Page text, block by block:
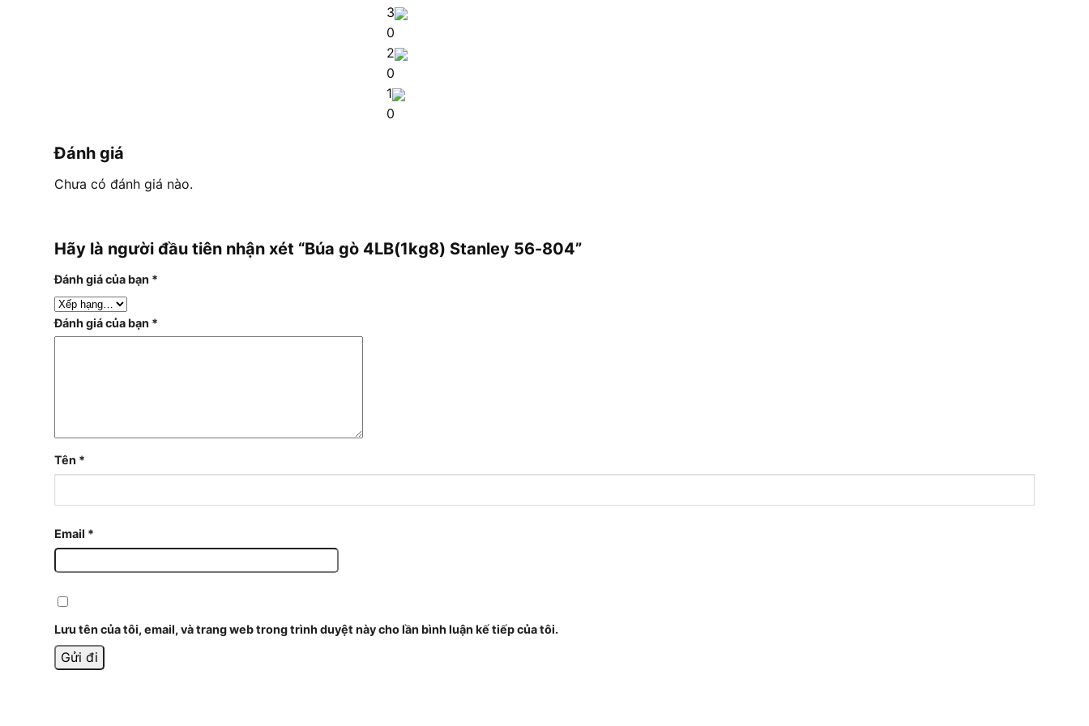
3
0
2
0
1
0
Đánh giá
Chưa có đánh giá nào.
Hãy là người đầu tiên nhận xét “Búa gò 4LB(1kg8) Stanley 56-804”
Đánh giá của bạn *
Đánh giá của bạn *
Tên *
Email *
Lưu tên của tôi, email, và trang web trong trình duyệt này cho lần bình luận kế tiếp của tôi.